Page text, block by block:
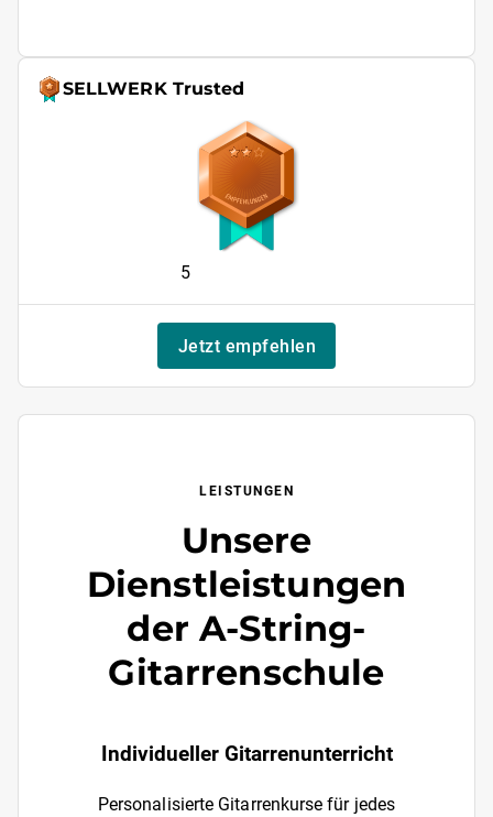
SELLWERK Trusted
5
Jetzt empfehlen
LEISTUNGEN
Unsere
Dienstleistungen
der A-String-
Gitarrenschule
Individueller Gitarrenunterricht
Personalisierte Gitarrenkurse für jedes